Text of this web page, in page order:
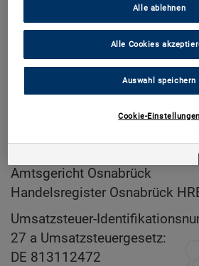
Pho­ne: +49 (0) 5401 8355-0
Fax: +49 (0) 5401 8355-83
Mail:info(at)pursystems.de
Web: www.pur­sys­tems.de
Amts­ge­richt Os­nabrück
Han­dels­re­gis­ter Os­nabrück
Um­satz­steu­er-
27 a Um­satz­steu­er­ge­setz:
DE 813112472
Alle ablehnen
Alle Cookies
Auswahl speichern
Cookie-Einstellungen